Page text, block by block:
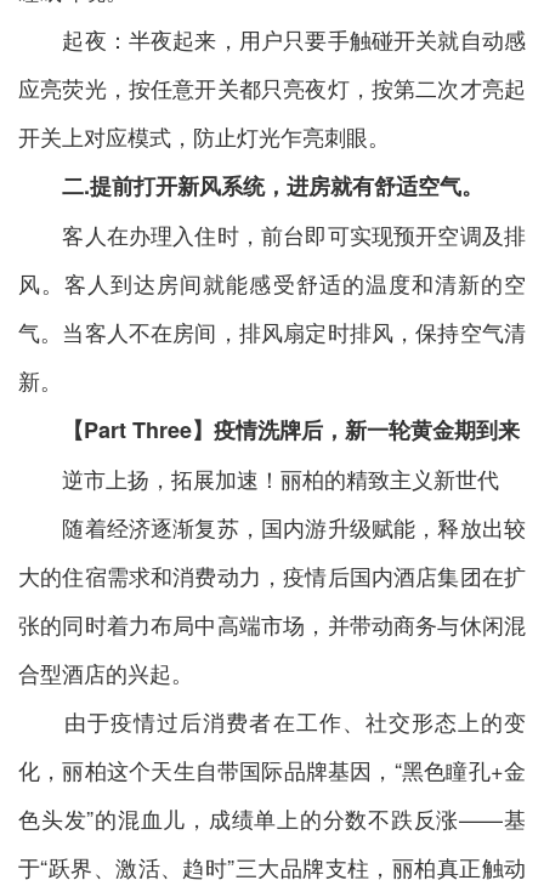
起夜：半夜起来，用户只要手触碰开关就自动感
应亮荧光，按任意开关都只亮夜灯，按第二次才亮起
开关上对应模式，防止灯光乍亮刺眼。
二.提前打开新风系统，进房就有舒适空气。
客人在办理入住时，前台即可实现预开空调及排
风。客人到达房间就能感受舒适的温度和清新的空
气。当客人不在房间，排风扇定时排风，保持空气清
新。
【Part Three】 疫情洗牌后，新一轮黄金期到来
逆市上扬，拓展加速！丽柏的精致主义新世代
随着经济逐渐复苏，国内游升级赋能，释放出较
大的住宿需求和消费动力，疫情后国内酒店集团在扩
张的同时着力布局中高端市场，并带动商务与休闲混
合型酒店的兴起。
由于疫情过后消费者在工作、社交形态上的变
化，丽柏这个天生自带国际品牌基因，“黑色瞳孔+金
色头发”的混血儿，成绩单上的分数不跌反涨——基
于“跃界、激活、趋时”三大品牌支柱，丽柏真正触动